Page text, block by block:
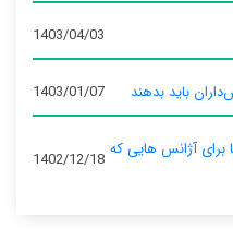
1403/04/03
باید بدهند 1403/01/07
برای آژانس‌ هایی که 1402/12/18